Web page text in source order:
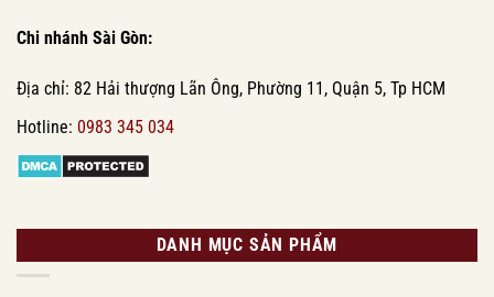
Chi nhánh Sài Gòn:
Địa chỉ: 82 Hải thượng Lãn Ông, Phường 11, Quận 5, Tp HCM
Hotline: 0983 345 034
DANH MỤC SẢN PHẨM